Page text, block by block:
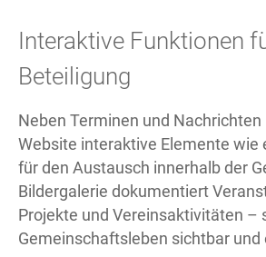
Interaktive Funktionen
Beteiligung
Neben Terminen und Nachrichten
Website interaktive Elemente wie
für den Austausch innerhalb der
Bildergalerie dokumentiert
Projekte und Vereinsaktivitäten –
Gemeinschaftsleben sichtbar und